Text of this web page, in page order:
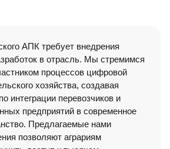
АПК требует внедрения
в отрасль. Мы стремимся
процессов цифровой
хозяйства, создавая
интеграции перевозчиков и
предприятий в современное
Предлагаемые нами
позволяют аграриям